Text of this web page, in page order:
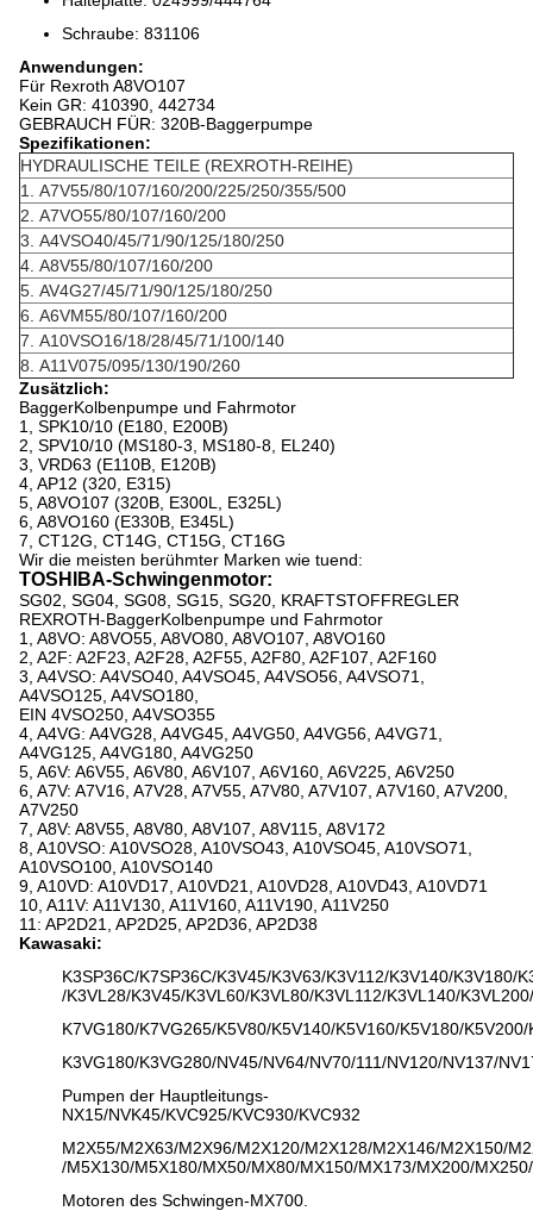
Schraube: 831106
Anwendungen:
Für Rexroth A8VO107
Kein GR: 410390, 442734
GEBRAUCH FÜR: 320B-Baggerpumpe
Spezifikationen:
HYDRAULISCHE TEILE (REXROTH-REIHE)
1. A7V55/80/107/160/200/225/250/355/500
2. A7VO55/80/107/160/200
3. A4VSO40/45/71/90/125/180/250
4. A8V55/80/107/160/200
5. AV4G27/45/71/90/125/180/250
6. A6VM55/80/107/160/200
7. A10VSO16/18/28/45/71/100/140
8. A11V075/095/130/190/260
Zusätzlich:
BaggerKolbenpumpe und Fahrmotor
1, SPK10/10 (E180, E200B)
2, SPV10/10 (MS180-3, MS180-8, EL240)
3, VRD63 (E110B, E120B)
4, AP12 (320, E315)
5, A8VO107 (320B, E300L, E325L)
6, A8VO160 (E330B, E345L)
7, CT12G, CT14G, CT15G, CT16G
Wir die meisten berühmter Marken wie tuend:
TOSHIBA-Schwingenmotor:
SG02, SG04, SG08, SG15, SG20, KRAFTSTOFFREGLER
REXROTH-BaggerKolbenpumpe und Fahrmotor
1, A8VO: A8VO55, A8VO80, A8VO107, A8VO160
2, A2F: A2F23, A2F28, A2F55, A2F80, A2F107, A2F160
3, A4VSO: A4VSO40, A4VSO45, A4VSO56, A4VSO71,
A4VSO125, A4VSO180,
EIN 4VSO250, A4VSO355
4, A4VG: A4VG28, A4VG45, A4VG50, A4VG56, A4VG71,
A4VG125, A4VG180, A4VG250
5, A6V: A6V55, A6V80, A6V107, A6V160, A6V225, A6V250
6, A7V: A7V16, A7V28, A7V55, A7V80, A7V107, A7V160, A7V200,
A7V250
7, A8V: A8V55, A8V80, A8V107, A8V115, A8V172
8, A10VSO: A10VSO28, A10VSO43, A10VSO45, A10VSO71,
A10VSO100, A10VSO140
9, A10VD: A10VD17, A10VD21, A10VD28, A10VD43, A10VD71
10, A11V: A11V130, A11V160, A11V190, A11V250
11: AP2D21, AP2D25, AP2D36, AP2D38
Kawasaki:
K3SP36C/K7SP36C/K3V45/K3V63/K3V112/K3V140/K3V180/
/K3VL28/K3V45/K3VL60/K3VL80/K3VL112/K3VL140/
K7VG180/K7VG265/K5V80/K5V140/K5V160/K5V180/
K3VG180/K3VG280/NV45/NV64/NV70/111/NV120/NV137/
Pumpen der Hauptleitungs-
NX15/NVK45/KVC925/KVC930/KVC932
M2X55/M2X63/M2X96/M2X120/M2X128/M2X146/M2X150/
/M5X130/M5X180/MX50/MX80/MX150/MX173/MX200/
Motoren des Schwingen-MX700.